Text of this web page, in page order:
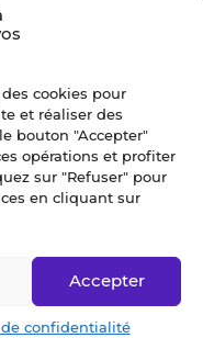
cookies pour
et réaliser des
bouton "Accepter"
opérations et profiter
sur "Refuser" pour
en cliquant sur
Accepter
confidentialité
le
bien
favoris
7